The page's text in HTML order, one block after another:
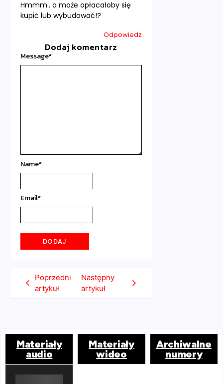
Hmmm.. a może opłacałoby się
kupić lub wybudować!?
Odpowiedz
Dodaj komentarz
Message*
Name*
Email*
Poprzedni
artykuł
Następny
artykuł
Materiały
audio
Materiały
wideo
Archiwalne
numery